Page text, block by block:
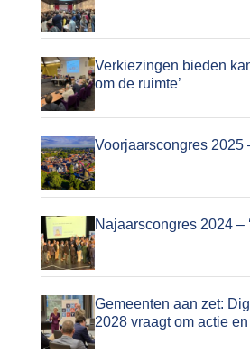
Verkiezingen bieden
om de ruimte’
Voorjaarscongres 2025
Najaarscongres 2024 –
Gemeenten aan zet:
2028 vraagt om actie